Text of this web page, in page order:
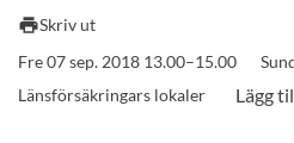
Kurser och program
printSkriv ut
Fre 07 sep. 2018 13.00–15.00
Länsförsäkringars lokaler